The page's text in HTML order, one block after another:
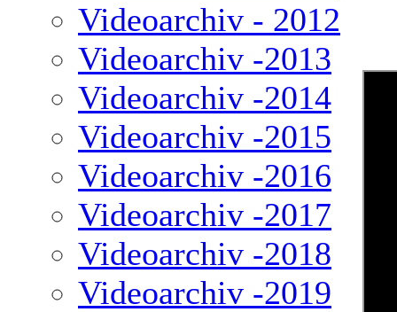
Videoarchiv - 2012
Videoarchiv -2013
Videoarchiv -2014
Videoarchiv -2015
Videoarchiv -2016
Videoarchiv -2017
Videoarchiv -2018
Videoarchiv -2019